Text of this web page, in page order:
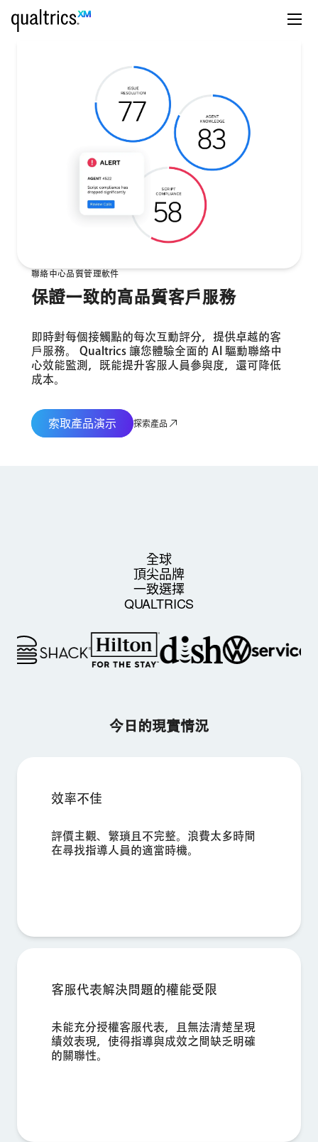
聯絡中心品質管理軟件
保證一致的高品質客戶服務
即時對每個接觸點的每次互動評分，提供卓越的客
戶服務。 Qualtrics 讓您體驗全面的 AI 驅動聯絡中
心效能監測，既能提升客服人員參與度，還可降低
成本。
索取產品演示 探索產品
名字*
Privacy
Optin
提供此類資訊，即代表您同意我們得依據我們的《隱私權聲明》處
理您的個人資料。
提交
全球
頂尖品牌
一致選擇
QUALTRICS
今日的現實情況
效率不佳
評價主觀、繁瑣且不完整。浪費太多時間
在尋找指導人員的適當時機。
客服代表解決問題的權能受限
未能充分授權客服代表，且無法清楚呈現
績效表現，使得指導與成效之間缺乏明確
的關聯性。